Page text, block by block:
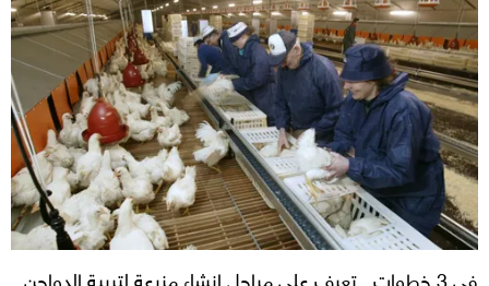
في 3 خطوات.. تعرف على مراحل إنشاء مزرعة لتربية الدواجن